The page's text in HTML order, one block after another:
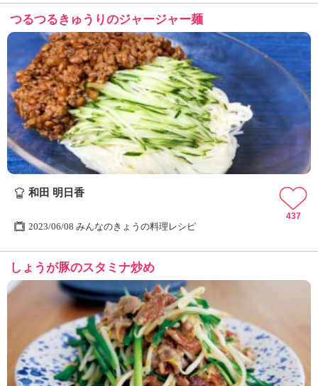
つるつるきゅうりのジャージャー麺
和田 明日香
2023/06/08 みんなのきょうの料理レシピ
437
しょうが豚のスタミナ炒め